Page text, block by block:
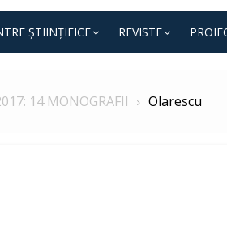
ŞTIINŢIFICE REVISTE
14 MONOGRAFII Olarescu